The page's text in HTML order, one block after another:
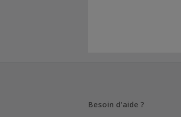
Besoin d'aide ?